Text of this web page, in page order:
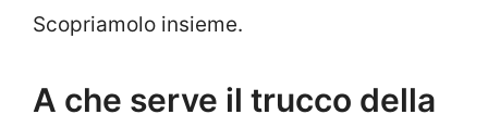
Scopriamolo insieme.
A che serve il trucco della